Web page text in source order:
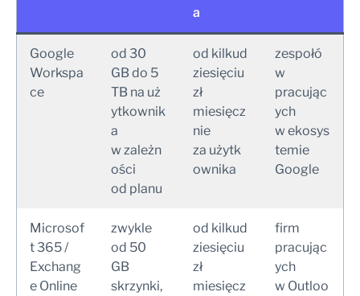
a
Google
Workspa
ce
od 30
GB do 5
TB na uż
ytkownik
a
w zależn
ości
od planu
od kilkud
ziesięciu
zł
miesięcz
nie
za użytk
ownika
zespołó
w
pracując
ych
w ekosys
temie
Google
Microsof
t 365 /
Exchang
e Online
zwykle
od 50
GB
skrzynki,
od kilkud
ziesięciu
zł
miesięcz
firm
pracując
ych
w Outloo